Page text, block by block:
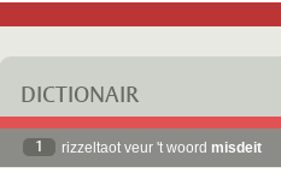
DICTIONAIR
1 rizzeltaot veur 't woord misdeit